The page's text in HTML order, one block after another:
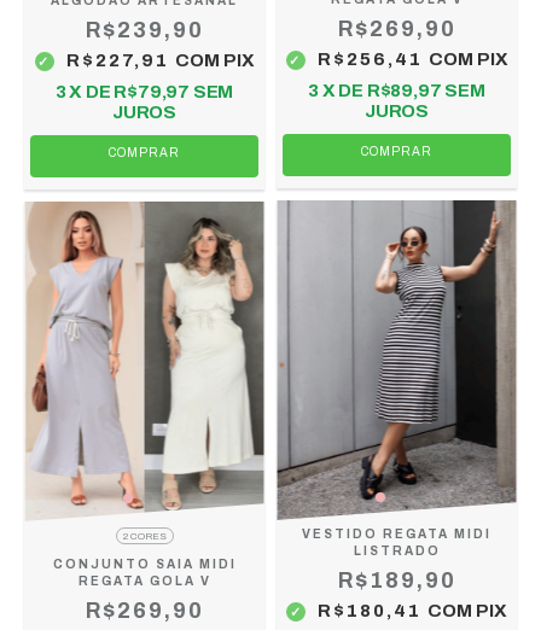
R$239,90
R$227,91 COM PIX
3 X DE R$79,97 SEM
JUROS
COMPRAR
R$269,90
R$256,41 COM PIX
3 X DE R$89,97 SEM
JUROS
COMPRAR
2 CORES
CONJUNTO SAIA MIDI
REGATA GOLA V
R$269,90
VESTIDO REGATA MIDI
LISTRADO
R$189,90
R$180,41 COM PIX